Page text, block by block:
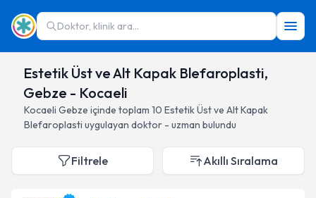
Doktor, klinik ara...
Estetik Üst ve Alt Kapak Blefaroplasti,
Gebze - Kocaeli
Kocaeli Gebze içinde toplam 10 Estetik Üst ve Alt Kapak
Blefaroplasti uygulayan doktor - uzman bulundu
Filtrele Akıllı Sıralama